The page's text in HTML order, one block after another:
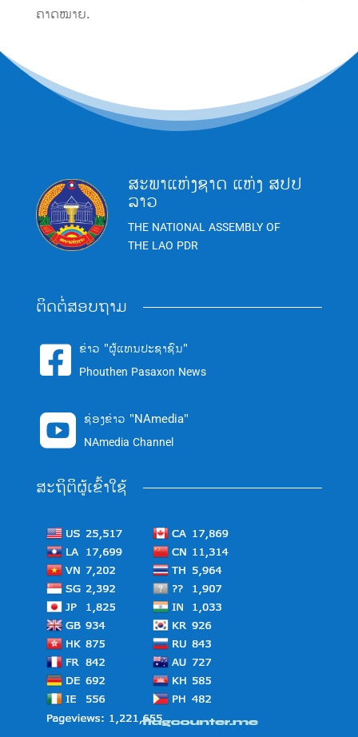
ຄາດໝາຍ.
ສະພາແຫ່ງຊາດ ແຫ່ງ ສປປ
ລາວ
THE NATIONAL ASSEMBLY OF
THE LAO PDR
ຕິດຕໍ່ສອບຖາມ
 ຂ່າວ "ຜູ້ແທນປະຊາຊົນ"
Phouthen Pasaxon News
 ຊ່ອງຂ່າວ "NAmedia"
NAmedia Channel
ສະຖິຕິຜູ້ເຂົ້າໃຊ້